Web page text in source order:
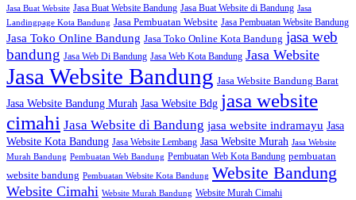
Jasa Buat Website Jasa Buat Website Bandung Jasa Buat Website di Bandung Jasa
Landingpage Kota Bandung Jasa Pembuatan Website Jasa Pembuatan Website Bandung
Jasa Toko Online Bandung Jasa Toko Online Kota Bandung jasa web
bandung Jasa Web Di Bandung Jasa Web Kota Bandung Jasa Website
Jasa Website Bandung Jasa Website Bandung Barat
Jasa Website Bandung Murah Jasa Website Bdg jasa website
cimahi Jasa Website di Bandung jasa website indramayu Jasa
Website Kota Bandung Jasa Website Lembang Jasa Website Murah Jasa Website
Murah Bandung Pembuatan Web Bandung Pembuatan Web Kota Bandung pembuatan
website bandung Pembuatan Website Kota Bandung Website Bandung
Website Cimahi Website Murah Bandung Website Murah Cimahi